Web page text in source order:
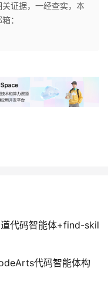
证据，一经查实，本
：
代码智能体+find-skil
代码智能体构